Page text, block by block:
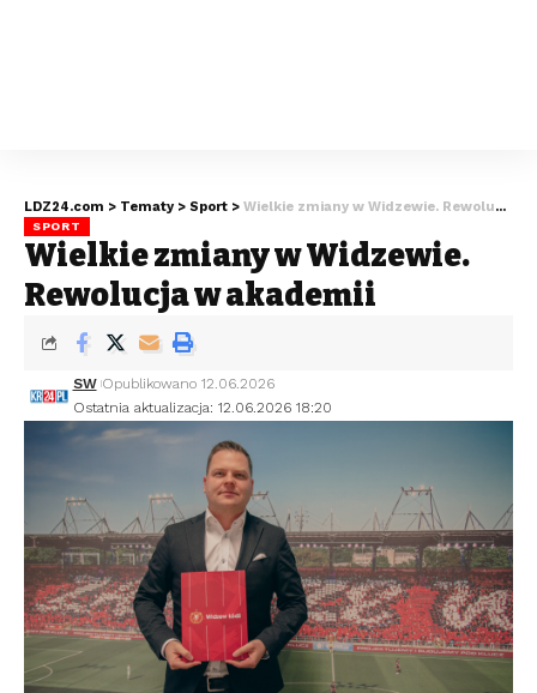
LDZ24.com > Tematy > Sport > Wielkie zmiany w Widzewie. Rewolucja w akademii
SPORT
Wielkie zmiany w Widzewie.
Rewolucja w akademii
Ostatnia aktualizacja: 12.06.2026 18:20
SW Opublikowano 12.06.2026